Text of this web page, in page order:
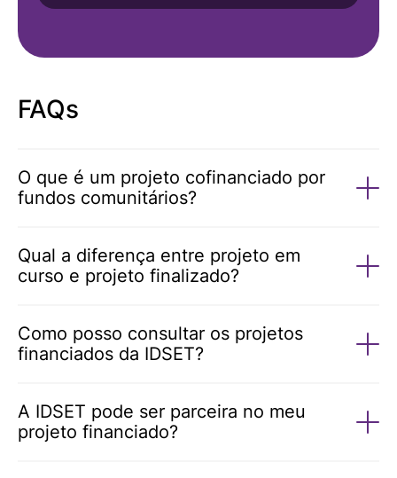
FAQs
O que é um projeto cofinanciado por
fundos comunitários?
Qual a diferença entre projeto em
curso e projeto finalizado?
Como posso consultar os projetos
financiados da IDSET?
A IDSET pode ser parceira no meu
projeto financiado?